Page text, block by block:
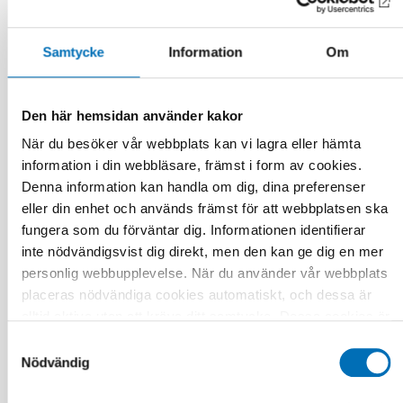
Samtycke Information Om
Den här hemsidan använder kakor
När du besöker vår webbplats kan vi lagra eller hämta
information i din webbläsare, främst i form av cookies.
Denna information kan handla om dig, dina preferenser
eller din enhet och används främst för att webbplatsen ska
fungera som du förväntar dig. Informationen identifierar
inte nödvändigsvist dig direkt, men den kan ge dig en mer
personlig webbupplevelse. När du använder vår webbplats
placeras nödvändiga cookies automatiskt, och dessa är
dess funktioner. Vi respekterar din integritet, och du kan
välja vilka ytterligare cookies (statistiska, preferens,
Nödvändig
13 jun 2026
Nordic Children’s Ombudspersons: Children